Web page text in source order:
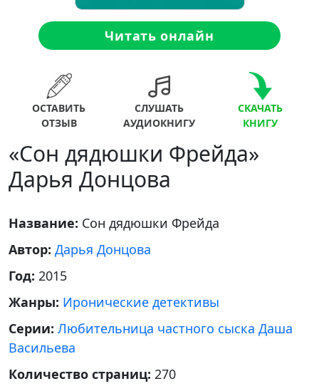
Читать онлайн
ОСТАВИТЬ
ОТЗЫВ
СЛУШАТЬ
АУДИОКНИГУ
СКАЧАТЬ
КНИГУ
«Сон дядюшки Фрейда»
Дарья Донцова
Название: Сон дядюшки Фрейда
Автор: Дарья Донцова
Год: 2015
Жанры: Иронические детективы
Серии: Любительница частного сыска Даша
Васильева
Количество страниц: 270